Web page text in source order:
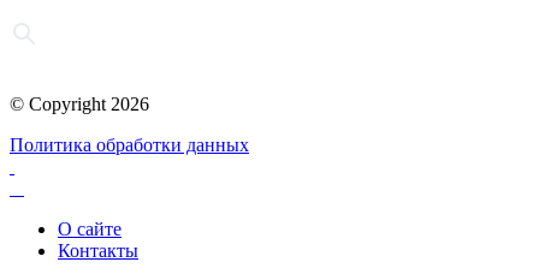
© Copyright 2026
Политика обработки данных
О сайте
Контакты